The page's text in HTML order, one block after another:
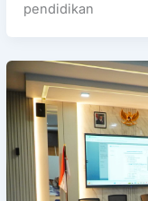
pendidikan